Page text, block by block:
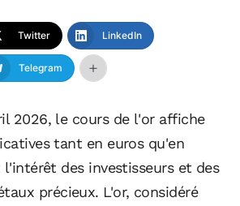
Twitter LinkedIn
Telegram
2026, le cours de l'or affiche
tant en euros qu'en
des investisseurs et des
précieux. L'or, considéré